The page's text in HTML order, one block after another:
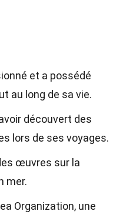
et a possédé
au long de sa vie.
découvert des
lors de ses voyages.
œuvres sur la
mer.
Organization, une